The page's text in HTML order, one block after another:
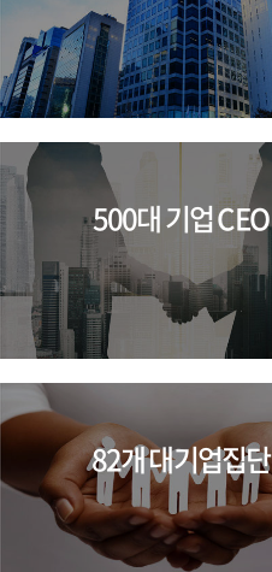
500대 기업 CEO
82개 대기업집단